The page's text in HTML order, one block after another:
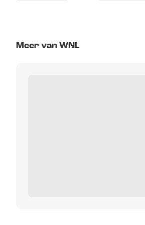
Meer van WNL